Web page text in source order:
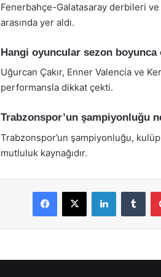
Fenerbahçe-Galatasaray derbileri
arasında yer aldı.
Hangi oyuncular sezon boyunca
Uğurcan Çakır, Enner Valencia ve
performansla dikkat çekti.
Trabzonspor’un şampiyonluğu
Trabzonspor’un şampiyonluğu,
mutluluk kaynağıdır.
Facebook
X LinkedIn